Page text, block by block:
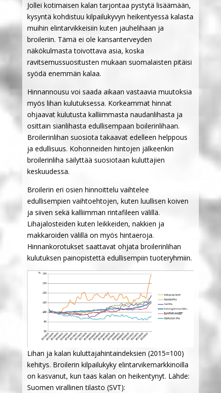
Jollei kotimaisen kalan tarjontaa pystytä lisäämään,
kysyntä kohdistuu kilpailukyvyn heikentyessä kalasta
muihin elintarvikkeisiin kuten jauhelihaan ja
broileriin. Tämä ei ole kansanterveyden
näkökulmasta toivottava asia, koska
ravitsemussuositusten mukaan suomalaisten pitäisi
syödä enemmän kalaa.
Hinnannousu voi saada aikaan vastaavia muutoksia
myös lihan kulutuksessa. Korkeammat hinnat
ohjaavat kulutusta kalliimmasta naudanlihasta ja
osittain sianlihasta edullisempaan boilerinlihaan.
Broilerinlihan suosiota takaavat edelleen helppous
ja edullisuus. Kohonneiden hintojen jälkeenkin
broilerinliha säilyttää suosiotaan kuluttajien
keskuudessa.
Broilerin eri osien hinnoittelu vaihtelee
edullisempien vaihtoehtojen, kuten luullisen koiven
ja siiven sekä kalliimman rintafileen välillä.
Lihajalosteiden kuten leikkeiden, nakkien ja
makkaroiden välillä on myös hintaeroja.
Hinnankorotukset saattavat ohjata broilerinlihan
kulutuksen painopistettä edullisempiin tuoteryhmiin.
Lihan ja kalan kuluttajahintaindeksien (2015=100)
kehitys. Broilerin kilpailukyky elintarvikemarkkinoilla
on kasvanut, kun taas kalan on heikentynyt. Lähde:
Suomen virallinen tilasto (SVT):